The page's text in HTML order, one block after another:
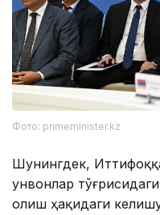
Фото: primeminister.kz
Шунингдек,
унвонлар
олиш ҳақидаги